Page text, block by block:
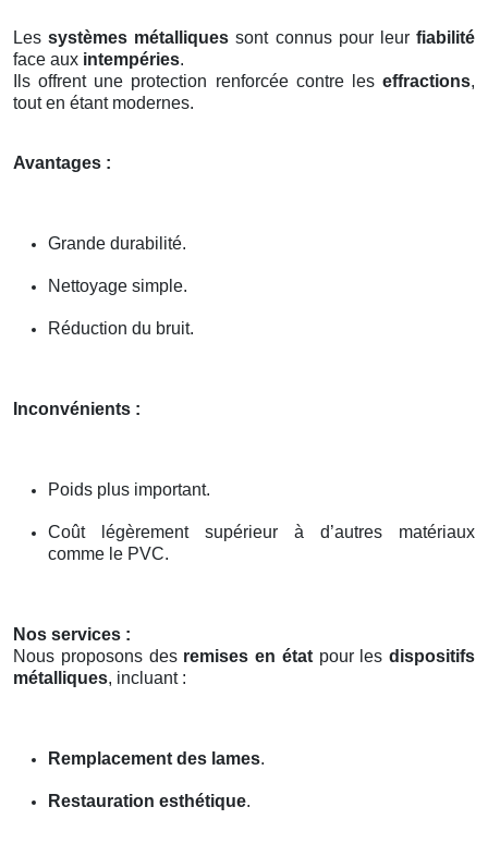
Lessystèmes métalliques sont connus pour leurfiabilité
face aux intempéries.
Ils offrent une protection renforcée contre les effractions,
tout en étant modernes.
Avantages :
Grande durabilité.
Nettoyage simple.
Réduction du bruit.
Inconvénients :
Poids plus important.
Coût légèrement supérieur à d’autres matériaux
comme le PVC.
Nos services :
Nous proposons des remises en étatpour les dispositifs
métalliques, incluant :
Remplacement des lames.
Restauration esthétique.